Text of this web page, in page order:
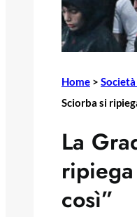
Home >
Sciorba si
La
così”